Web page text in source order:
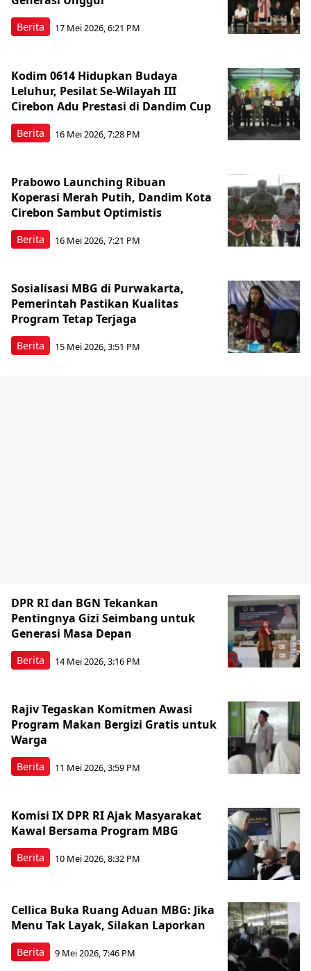
Berita 17 Mei 2026, 6:21 PM
Berita
Kodim 0614 Hidupkan Budaya
Leluhur, Pesilat Se-Wilayah III
Cirebon Adu Prestasi di Dandim Cup
16 Mei 2026, 7:28 PM
Berita
Prabowo Launching Ribuan
Koperasi Merah Putih, Dandim Kota
Cirebon Sambut Optimistis
16 Mei 2026, 7:21 PM
Berita
Sosialisasi MBG di Purwakarta,
Pemerintah Pastikan Kualitas
Program Tetap Terjaga
15 Mei 2026, 3:51 PM
Berita
DPR RI dan BGN Tekankan
Pentingnya Gizi Seimbang untuk
Generasi Masa Depan
14 Mei 2026, 3:16 PM
Berita
Rajiv Tegaskan Komitmen Awasi
Program Makan Bergizi Gratis untuk
Warga
11 Mei 2026, 3:59 PM
Berita
Komisi IX DPR RI Ajak Masyarakat
Kawal Bersama Program MBG
10 Mei 2026, 8:32 PM
Berita
Cellica Buka Ruang Aduan MBG: Jika
Menu Tak Layak, Silakan Laporkan
9 Mei 2026, 7:46 PM